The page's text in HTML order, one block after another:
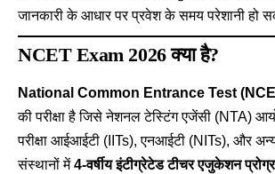
जानकारी के आधार पर प्रवेश के समय परेशानी हो
NCET Exam 2026 क्या है?
National Common Entrance Test
की परीक्षा है जिसे नेशनल टेस्टिंग एजेंसी (NTA)
परीक्षा आईआईटी (IITs), एनआईटी (NITs), और अन्य
संस्थानों में4-वर्षीय इंटीग्रेटेड टीचर एजुकेशन